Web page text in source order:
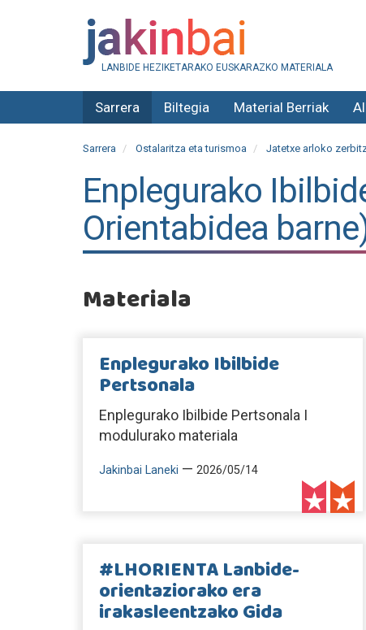
LANBIDE HEZIKETARAKO EUSKARAZKO MATERIALA
Sarrera Biltegia Material Berriak
Sarrera Ostalaritza eta turismoa Jatetxe arloko
Enplegurako
Orientabidea
Materiala
Enplegurako Ibilbide
Pertsonala
Enplegurako Ibilbide Pertsonala I
modulurako materiala
Jakinbai Laneki — 2026/05/14
#LHORIENTA Lanbide-
orientaziorako era
irakasleentzako Gida